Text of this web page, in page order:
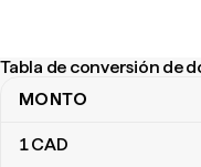
Tabla de conversión de
Tabla de conversión de
MONTO
1CAD